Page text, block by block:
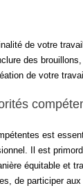
de votre
des
de votre
est
Il est
équitable et
de participer